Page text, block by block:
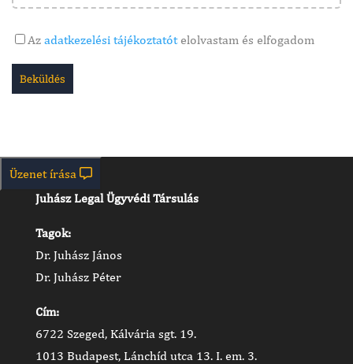
Az adatkezelési tájékoztatótelolvastam és elfogadom
Üzenet írása
Kapcsolat
Juhász Legal Ügyvédi Társulás
Tagok:
Dr. Juhász János
Dr. Juhász Péter
Cím:
6722 Szeged, Kálvária sgt. 19.
1013 Budapest, Lánchíd utca 13. I. em. 3.